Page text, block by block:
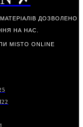
ДОЗВОЛЕНО
НА НАС.
MISTO ONLINE
22
1